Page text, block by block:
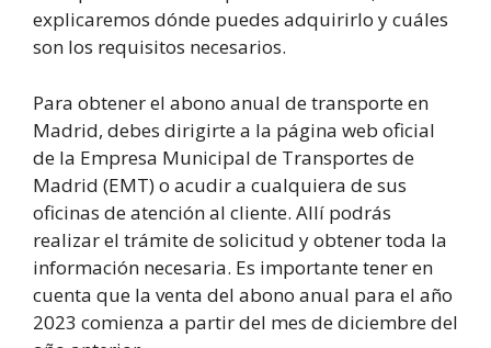
explicaremos dónde puedes adquirirlo y cuáles
son los requisitos necesarios.
Para obtener el abono anual de transporte en
Madrid, debes dirigirte a la página web oficial
de la Empresa Municipal de Transportes de
Madrid (EMT) o acudir a cualquiera de sus
oficinas de atención al cliente. Allí podrás
realizar el trámite de solicitud y obtener toda la
información necesaria. Es importante tener en
cuenta que la venta del abono anual para el año
2023 comienza a partir del mes de diciembre del